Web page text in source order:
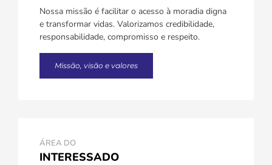
Nossa missão é facilitar o acesso à moradia digna
e transformar vidas. Valorizamos credibilidade,
responsabilidade, compromisso e respeito.
Missão, visão e valores
ÁREA DO
INTERESSADO